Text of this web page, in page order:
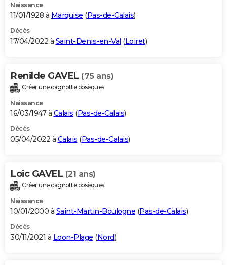
Naissance
11/01/1928 à Marquise (Pas-de-Calais)
Décès
17/04/2022 à Saint-Denis-en-Val (Loiret)
Renilde GAVEL (75 ans)
Créer une cagnotte obsèques
Naissance
16/03/1947 à Calais (Pas-de-Calais)
Décès
05/04/2022 à Calais (Pas-de-Calais)
Loic GAVEL (21 ans)
Créer une cagnotte obsèques
Naissance
10/01/2000 à Saint-Martin-Boulogne (Pas-de-Calais)
Décès
30/11/2021 à Loon-Plage (Nord)